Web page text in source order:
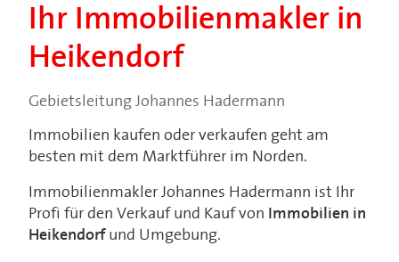
Ihr Immobilienmakler in
Heikendorf
Gebietsleitung Johannes Hadermann
Immobilien kaufen oder verkaufen geht am
besten mit dem Marktführer im Norden.
Immobilienmakler Johannes Hadermann ist Ihr
Profi für den Verkauf und Kauf von
Immobilien in
Heikendorf und Umgebung.